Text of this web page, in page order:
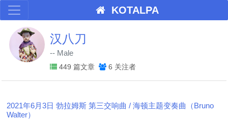
KOTALPA
汉八刀
-- Male
449 篇文章 6 关注者
2021年6月3日 勃拉姆斯 第三交响曲 / 海顿主题变奏曲（Bruno
Walter）